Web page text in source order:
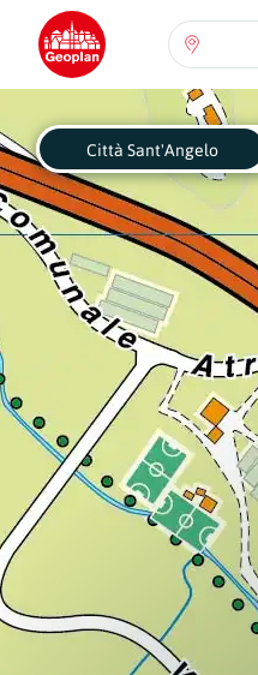
Città Sant'Angelo